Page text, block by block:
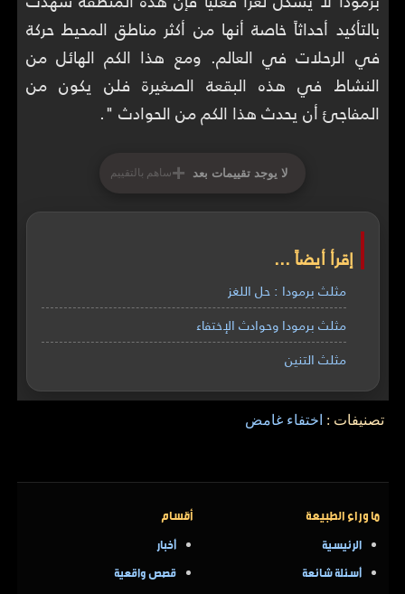
بالتأكيد أحداثاً خاصة أنها من أكثر مناطق المحيط حركة
في الرحلات في العالم. ومع هذا الكم الهائل من
النشاط في هذه البقعة الصغيرة فلن يكون من
المفاجئ أن يحدث هذا الكم من الحوادث ".
لا يوجد تقييمات بعد +ساهم بالتقييم
إقرأ أيضاً ...
مثلث برمودا : حل اللغز
مثلث برمودا وحوادث الإختفاء
مثلث التنين
تصنيفات : اختفاء غامض
ما وراء الطبيعة
الرئيسية
أسئلة شائعة
أقسام
أخبار
قصص واقعية